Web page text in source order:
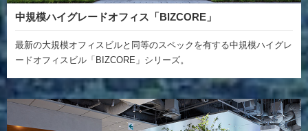
中規模ハイグレードオフィス「BIZCORE」
最新の大規模オフィスビルと同等のスペックを有する中規模ハイグレ
ードオフィスビル「BIZCORE」シリーズ。